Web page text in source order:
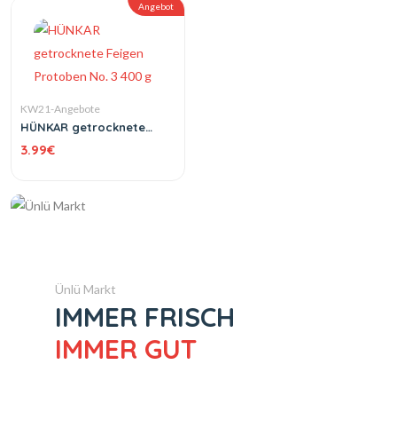
Angebot
KW21-Angebote
HÜNKAR getrocknete
400 g
3.99€
Ünlü Markt
IMMER FRISCH
IMMER GUT